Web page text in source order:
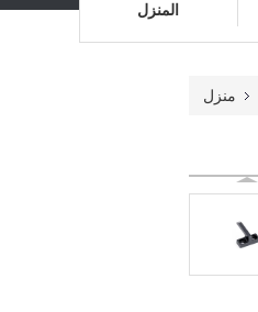
المنزل
منزل